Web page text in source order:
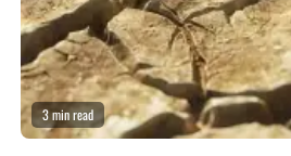
3 min read